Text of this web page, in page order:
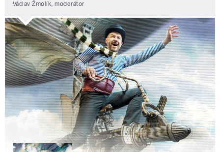
Václav Žmolík, moderátor